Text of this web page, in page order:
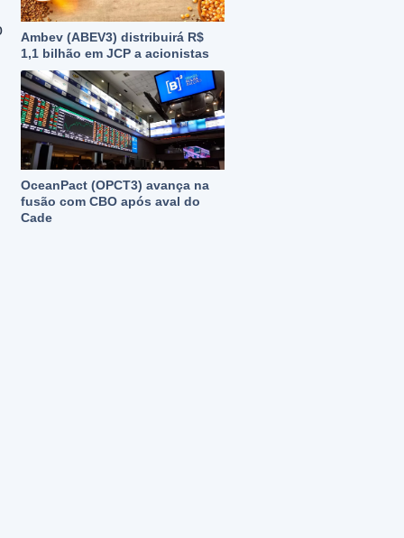
Ambev (ABEV3) distribuirá R$
1,1 bilhão em JCP a acionistas
OceanPact (OPCT3) avança na
fusão com CBO após aval do
Cade